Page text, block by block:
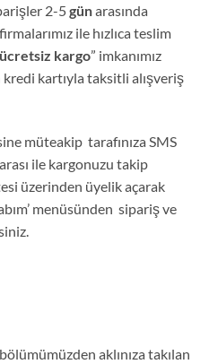
2-5günarasında
ile hızlıca teslim
ücretsiz kargo” imkanımız
kartıyla taksitli alışveriş
müteakip tarafınıza SMS
ile kargonuzu takip
üzerinden üyelik açarak
menüsünden sipariş ve
aklınıza takılan